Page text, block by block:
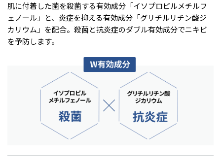
肌に付着した菌を殺菌する有効成分「イソプロピルメチルフ
ェノール」と、炎症を抑える有効成分「グリチルリチン酸ジ
カリウム」を配合。殺菌と抗炎症のダブル有効成分でニキビ
を予防します。